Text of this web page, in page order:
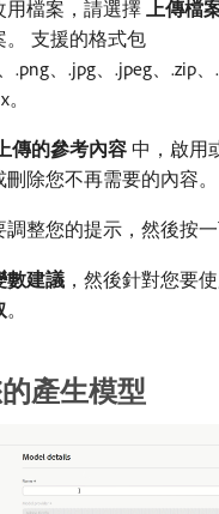
用檔案，請選擇​ 上傳檔
。 支援的格式包
.png、.jpg、.jpeg、.zip
傳的參考內容 中，啟用
除您不再需要的內容。
調整您的提示，然後按一
數建議 ，然後針對您要
。
產生模型